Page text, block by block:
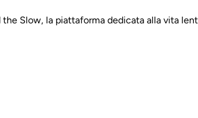
Slow, la piattaforma dedicata alla vita